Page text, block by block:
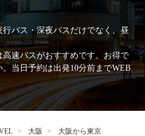
バス・深夜バスだけでなく、昼
速バスがおすすめです。お得で
当日予約は出発10分前までWEB
大阪
大阪から東京